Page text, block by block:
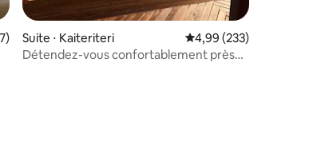
4,98 sur 5
moyenne sur la base de 107 commentaires : 4,93 sur 5
Suite ⋅ Kaiteriteri Évaluation moyenne
4,99 (233)
Détendez-vous confortablement près